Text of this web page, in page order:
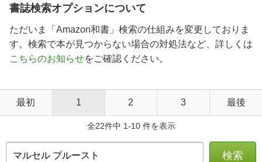
書誌検索オプションについて
ただいま「Amazon和書」検索の仕組みを変更しておりま
す。検索で本が見つからない場合の対処法など、詳しくは
こちらのお知らせをご確認ください。
最初 1 2 3 最後
全22件中 1-10 件を表示
検索